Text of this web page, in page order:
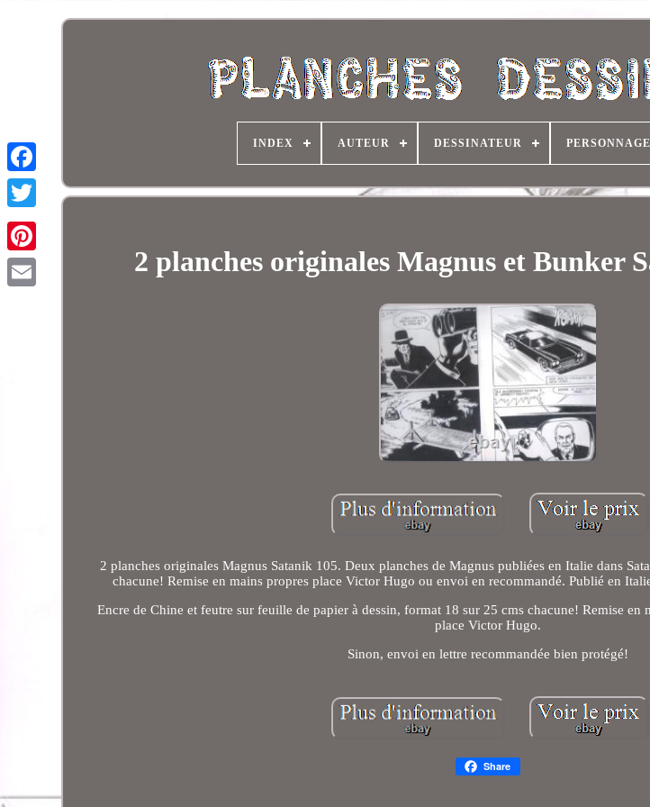
INDEX AUTEUR DESSINATEUR PERSONNAGE
2 planches originales Magnus et Bunker
2 planches originales Magnus Satanik 105. Deux planches de Magnus publiées en Italie dans
chacune! Remise en mains propres place Victor Hugo ou envoi en recommandé. Publié en
Encre de Chine et feutre sur feuille de papier à dessin, format 18 sur 25 cms chacune! Remise en
place Victor Hugo.
Sinon, envoi en lettre recommandée bien protégé!
Share